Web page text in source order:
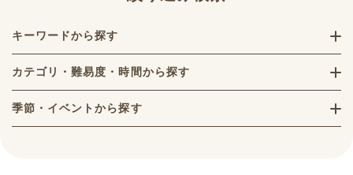
キーワードから探す
カテゴリ・難易度・時間から探す
季節・イベントから探す